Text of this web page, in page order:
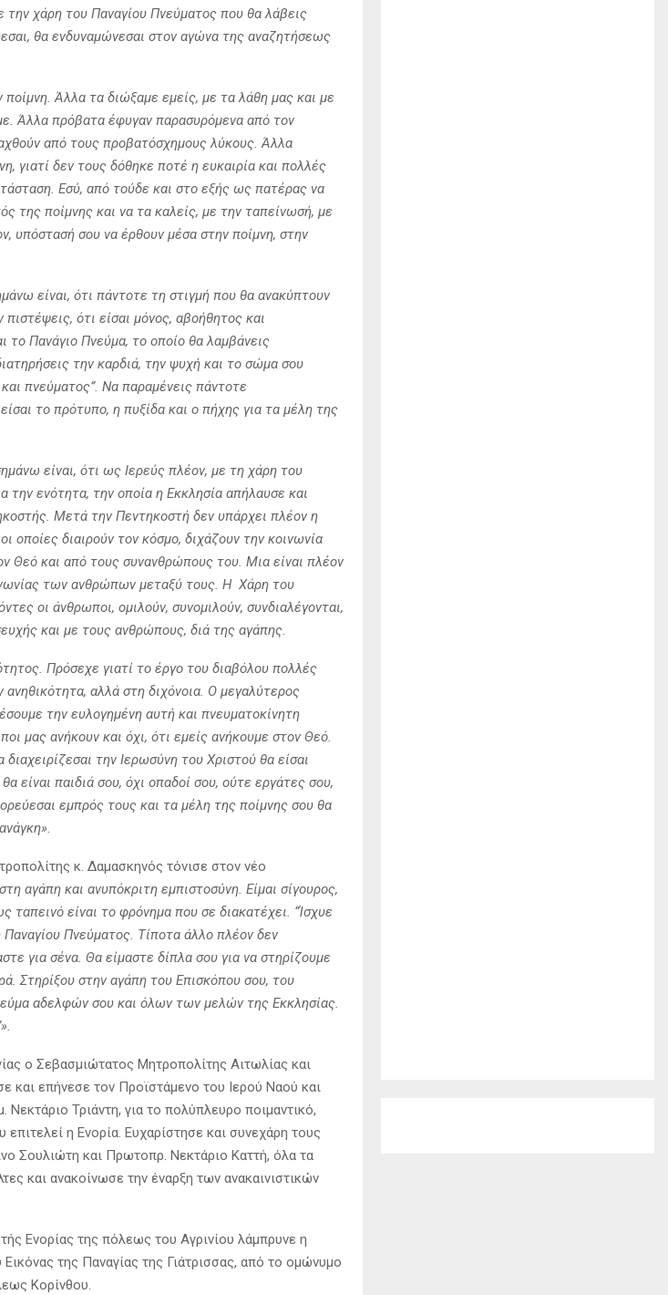
χάρη του Παναγίου Πνεύματος που θα λάβεις
θα ενδυναμώνεσαι στον αγώνα της αναζητήσεως
Άλλα τα διώξαμε εμείς, με τα λάθη μας και με
Άλλα πρόβατα έφυγαν παρασυρόμενα από τον
από τους προβατόσχημους λύκους. Άλλα
γιατί δεν τους δόθηκε ποτέ η ευκαιρία και πολλές
Εσύ, από τούδε και στο εξής ως πατέρας να
της ποίμνης και να τα καλείς, με την ταπείνωσή, με
υπόστασή σου να έρθουν μέσα στην ποίμνη, στην
είναι, ότι πάντοτε τη στιγμή που θα ανακύπτουν
ότι είσαι μόνος, αβοήθητος και
το Πανάγιο Πνεύμα, το οποίο θα λαμβάνεις
την καρδιά, την ψυχή και το σώμα σου
πνεύματος”. Να παραμένεις πάντοτε
το πρότυπο, η πυξίδα και ο πήχης για τα μέλη της
είναι, ότι ως Ιερεύς πλέον, με τη χάρη του
την ενότητα, την οποία η Εκκλησία απήλαυσε και
Μετά την Πεντηκοστή δεν υπάρχει πλέον η
διαιρούν τον κόσμο, διχάζουν την κοινωνία
Θεό και από τους συνανθρώπους του. Μια είναι πλέον
των ανθρώπων μεταξύ τους. Η Χάρη του
οι άνθρωποι, ομιλούν, συνομιλούν, συνδιαλέγονται,
και με τους ανθρώπους, διά της αγάπης.
Πρόσεχε γιατί το έργο του διαβόλου πολλές
ανηθικότητα, αλλά στη διχόνοια. Ο μεγαλύτερος
την ευλογημένη αυτή και πνευματοκίνητη
μας ανήκουν και όχι, ότι εμείς ανήκουμε στον Θεό.
την Ιερωσύνη του Χριστού θα είσαι
είναι παιδιά σου, όχι οπαδοί σου, ούτε εργάτες σου,
εμπρός τους και τα μέλη της ποίμνης σου θα
κ. Δαμασκηνός τόνισε στον νέο
αγάπη και ανυπόκριτη εμπιστοσύνη. Είμαι σίγουρος,
ταπεινό είναι το φρόνημα που σε διακατέχει. “Ίσχυε
Πνεύματος. Τίποτα άλλο πλέον δεν
για σένα. Θα είμαστε δίπλα σου για να στηρίζουμε
Στηρίξου στην αγάπη του Επισκόπου σου, του
αδελφών σου και όλων των μελών της Εκκλησίας.
ο Σεβασμιώτατος Μητροπολίτης Αιτωλίας και
και επήνεσε τον Προϊστάμενο του Ιερού Ναού και
Νεκτάριο Τριάντη, για το πολύπλευρο ποιμαντικό,
η Ενορία. Ευχαρίστησε και συνεχάρη τους
Σουλιώτη και Πρωτοπρ. Νεκτάριο Καττή, όλα τα
και ανακοίνωσε την έναρξη των ανακαινιστικών
Ενορίας της πόλεως του Αγρινίου λάμπρυνε η
της Παναγίας της Γιάτρισσας, από το ομώνυμο
Κορίνθου.